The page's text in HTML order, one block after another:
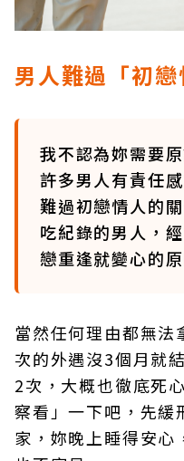
男人難過「初
我不認為妳需要
許多男人有責任
難過初戀情人的
吃紀錄的男人，
戀重逢就變心的原
當然任何理由都無法
次的外遇沒3個月就
2次，大概也徹底死
察看」一下吧，先緩
家，妳晚上睡得安心